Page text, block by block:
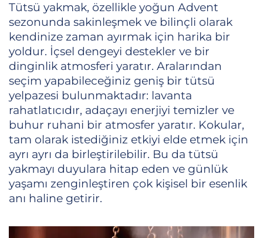
Tütsü yakmak, özellikle yoğun Advent
sezonunda sakinleşmek ve bilinçli olarak
kendinize zaman ayırmak için harika bir
yoldur. İçsel dengeyi destekler ve bir
dinginlik atmosferi yaratır. Aralarından
seçim yapabileceğiniz geniş bir tütsü
yelpazesi bulunmaktadır: lavanta
rahatlatıcıdır, adaçayı enerjiyi temizler ve
buhur ruhani bir atmosfer yaratır. Kokular,
tam olarak istediğiniz etkiyi elde etmek için
ayrı ayrı da birleştirilebilir. Bu da tütsü
yakmayı duyulara hitap eden ve günlük
yaşamı zenginleştiren çok kişisel bir esenlik
anı haline getirir.